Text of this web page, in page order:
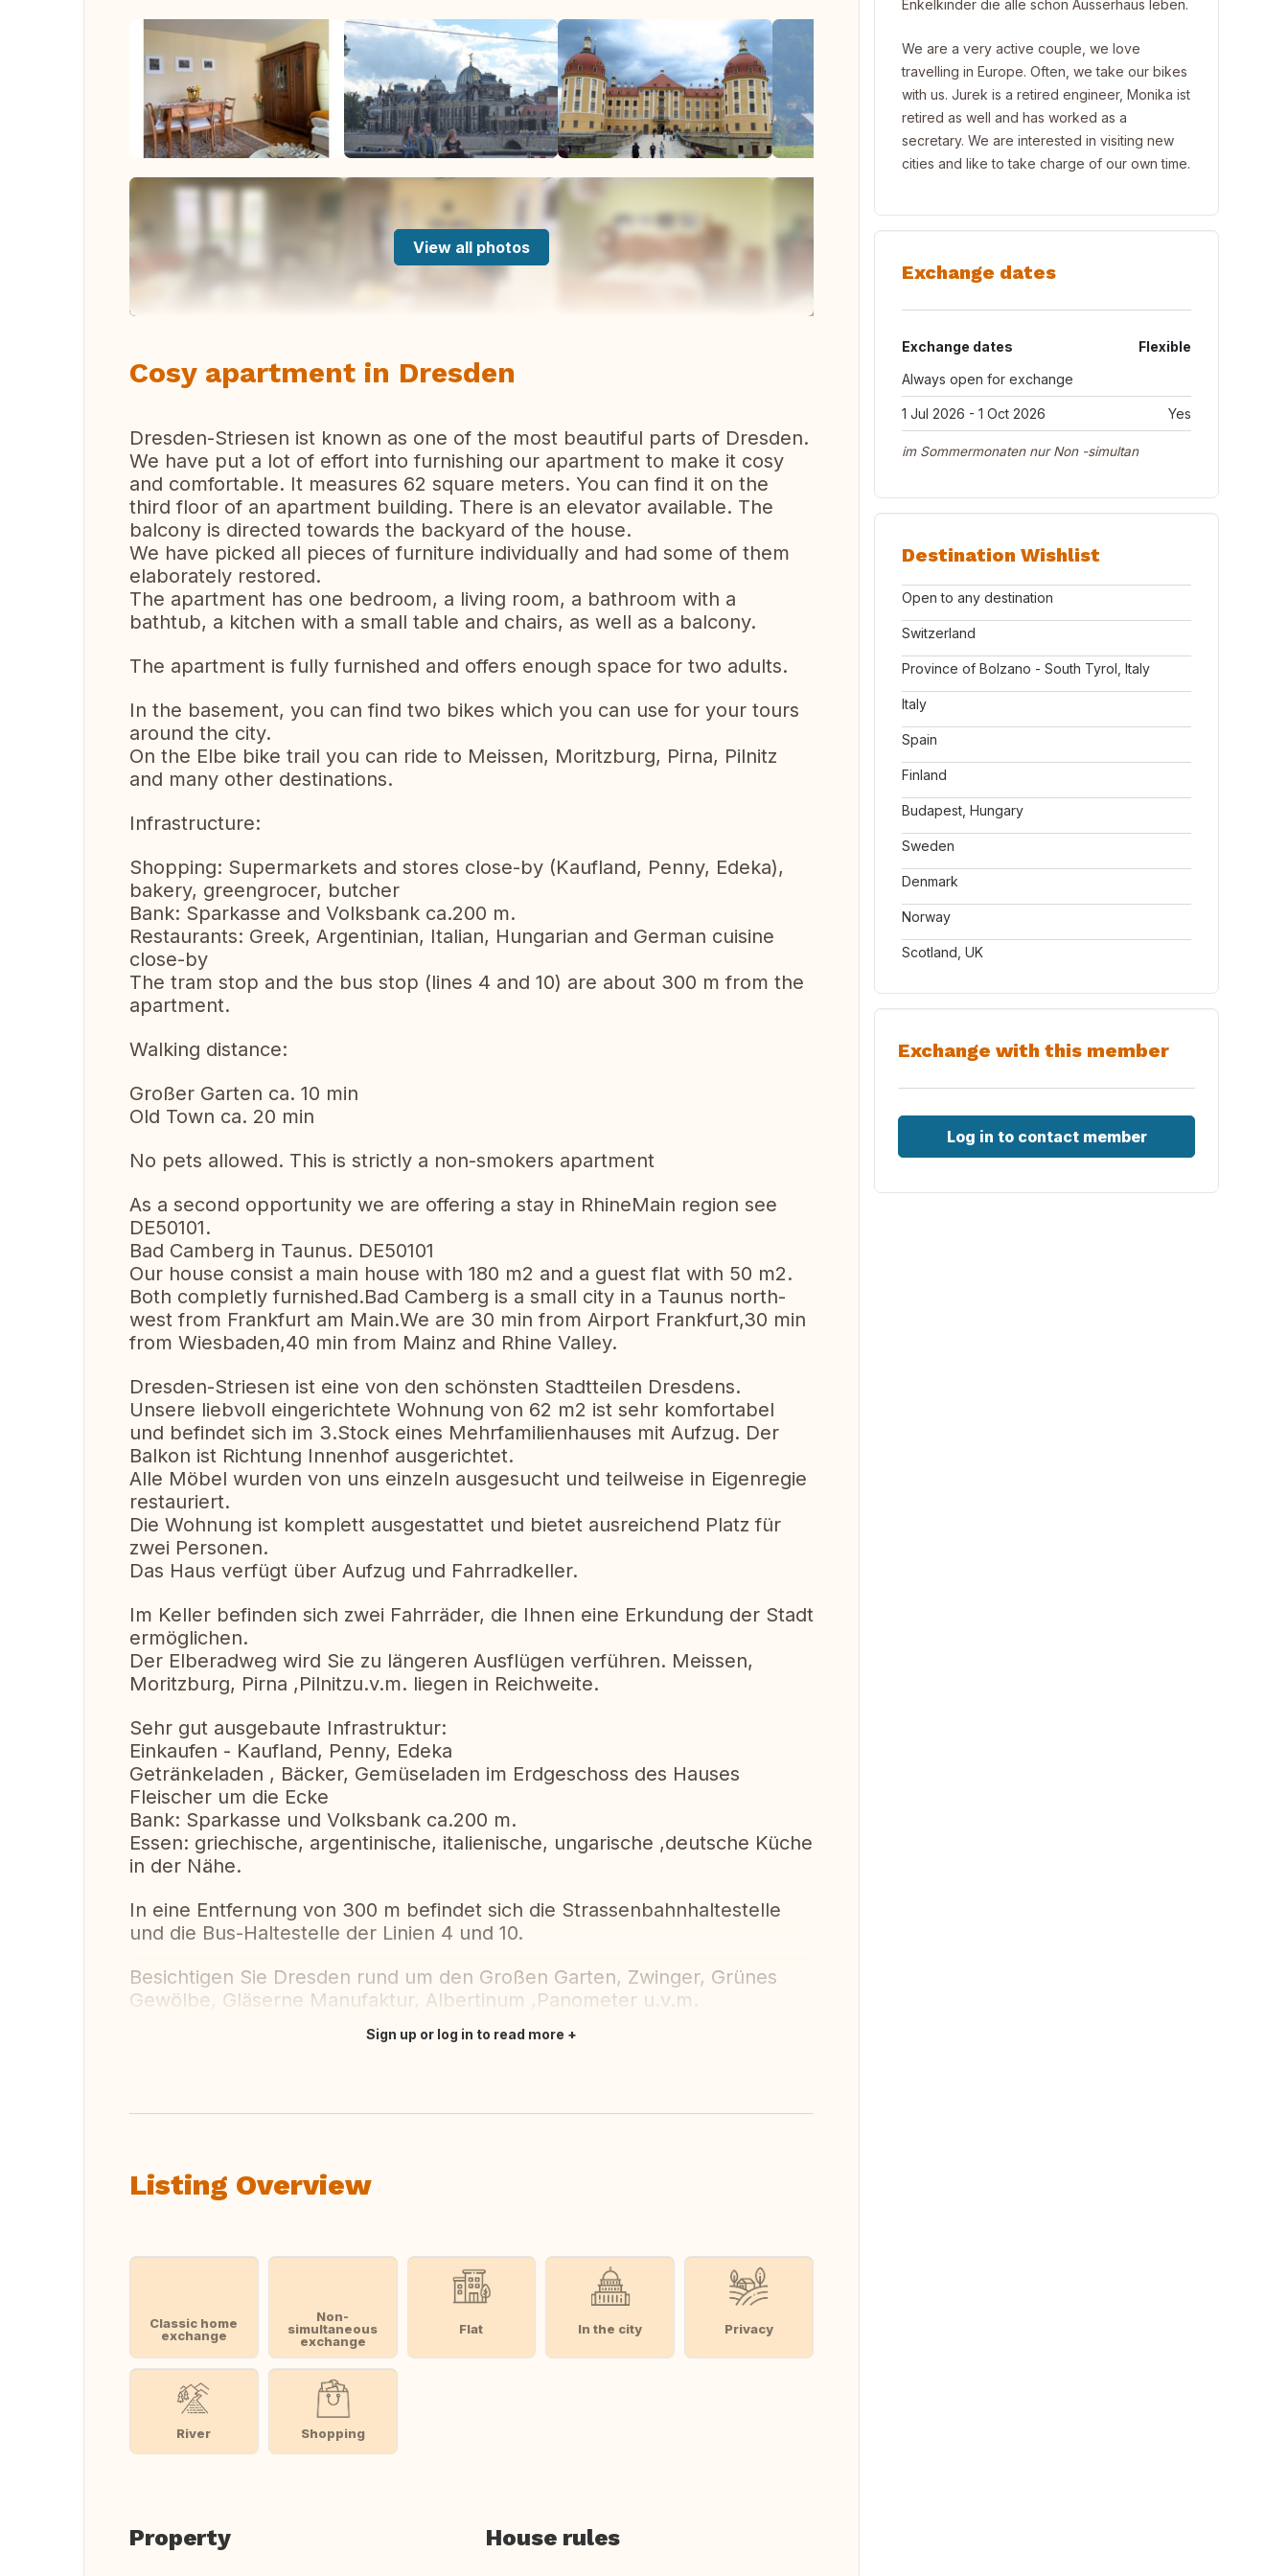
View all photos
Cosy apartment in Dresden
Dresden-Striesen ist known as one of the most beautiful parts of Dresden.
We have put a lot of effort into furnishing our apartment to make it cosy
and comfortable. It measures 62 square meters. You can find it on the
third floor of an apartment building. There is an elevator available. The
balcony is directed towards the backyard of the house.
We have picked all pieces of furniture individually and had some of them
elaborately restored.
The apartment has one bedroom, a living room, a bathroom with a
bathtub, a kitchen with a small table and chairs, as well as a balcony.
The apartment is fully furnished and offers enough space for two adults.
In the basement, you can find two bikes which you can use for your tours
around the city.
On the Elbe bike trail you can ride to Meissen, Moritzburg, Pirna, Pilnitz
and many other destinations.
Infrastructure:
Shopping: Supermarkets and stores close-by (Kaufland, Penny, Edeka),
bakery, greengrocer, butcher
Bank: Sparkasse and Volksbank ca.200 m.
Restaurants: Greek, Argentinian, Italian, Hungarian and German cuisine
close-by
The tram stop and the bus stop (lines 4 and 10) are about 300 m from the
apartment.
Walking distance:
Großer Garten ca. 10 min
Old Town ca. 20 min
No pets allowed. This is strictly a non-smokers apartment
As a second opportunity we are offering a stay in RhineMain region see
DE50101.
Bad Camberg in Taunus. DE50101
Our house consist a main house with 180 m2 and a guest flat with 50 m2.
Both completly furnished.Bad Camberg is a small city in a Taunus north-
west from Frankfurt am Main.We are 30 min from Airport Frankfurt,30 min
from Wiesbaden,40 min from Mainz and Rhine Valley.
Dresden-Striesen ist eine von den schönsten Stadtteilen Dresdens.
Unsere liebvoll eingerichtete Wohnung von 62 m2 ist sehr komfortabel
und befindet sich im 3.Stock eines Mehrfamilienhauses mit Aufzug. Der
Balkon ist Richtung Innenhof ausgerichtet.
Alle Möbel wurden von uns einzeln ausgesucht und teilweise in Eigenregie
restauriert.
Die Wohnung ist komplett ausgestattet und bietet ausreichend Platz für
zwei Personen.
Das Haus verfügt über Aufzug und Fahrradkeller.
Im Keller befinden sich zwei Fahrräder, die Ihnen eine Erkundung der Stadt
ermöglichen.
Der Elberadweg wird Sie zu längeren Ausflügen verführen. Meissen,
Moritzburg, Pirna ,Pilnitzu.v.m. liegen in Reichweite.
Sehr gut ausgebaute Infrastruktur:
Einkaufen - Kaufland, Penny, Edeka
Getränkeladen , Bäcker, Gemüseladen im Erdgeschoss des Hauses
Fleischer um die Ecke
Bank: Sparkasse und Volksbank ca.200 m.
Essen: griechische, argentinische, italienische, ungarische ,deutsche Küche
in der Nähe.
In eine Entfernung von 300 m befindet sich die Strassenbahnhaltestelle
und die Bus-Haltestelle der Linien 4 und 10.
Besichtigen Sie Dresden rund um den Großen Garten, Zwinger, Grünes
Gewölbe, Gläserne Manufaktur, Albertinum ,Panometer u.v.m.
Sign up or log in to read more
Listing Overview
Classic home
exchange
Non-
simultaneous
exchange
Flat In the city Privacy
River Shopping
Property House rules
Enkelkinder die alle schon Ausserhaus leben.
We are a very active couple, we love
travelling in Europe. Often, we take our bikes
with us. Jurek is a retired engineer, Monika ist
retired as well and has worked as a
secretary. We are interested in visiting new
cities and like to take charge of our own time.
Exchange dates
Exchange dates
Flexible
Always open for exchange
1 Jul 2026 - 1 Oct 2026 Yes
im Sommermonaten nur Non -simultan
Destination Wishlist
Open to any destination
Switzerland
Province of Bolzano - South Tyrol, Italy
Italy
Spain
Finland
Budapest, Hungary
Sweden
Denmark
Norway
Scotland, UK
Exchange with this member
Log in to contact member